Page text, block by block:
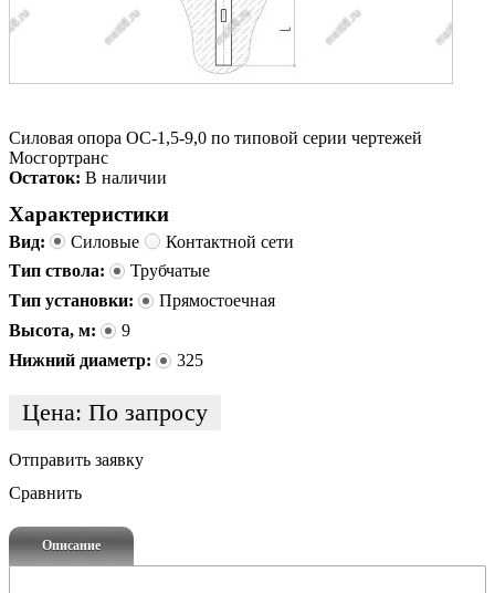
Силовая опора ОС-1,5-9,0 по типовой серии чертежей
Мосгортранс
Остаток: В наличии
Характеристики
Вид: Силовые
Контактной сети
Тип ствола:
Трубчатые
Тип установки:
Прямостоечная
Высота, м:
9
Нижний диаметр:
325
Цена: По запросу
Отправить заявку
Сравнить
Описание